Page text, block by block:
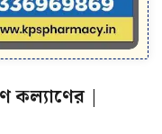
কল্যাণের |